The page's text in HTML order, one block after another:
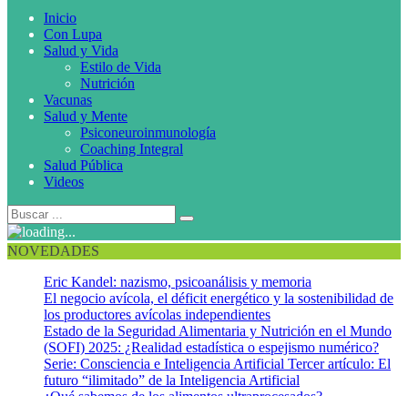
Inicio
Con Lupa
Salud y Vida
Estilo de Vida
Nutrición
Vacunas
Salud y Mente
Psiconeuroinmunología
Coaching Integral
Salud Pública
Videos
NOVEDADES
Eric Kandel: nazismo, psicoanálisis y memoria
El negocio avícola, el déficit energético y la sostenibilidad de
los productores avícolas independientes
Estado de la Seguridad Alimentaria y Nutrición en el Mundo
(SOFI) 2025: ¿Realidad estadística o espejismo numérico?
Serie: Consciencia e Inteligencia Artificial Tercer artículo: El
futuro “ilimitado” de la Inteligencia Artificial